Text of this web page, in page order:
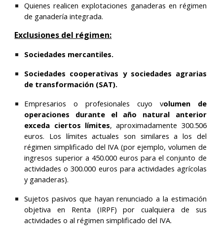
Quienes realicen explotaciones ganaderas en régimen
de ganadería integrada.
Exclusiones del régimen:
Sociedades mercantiles.
Sociedades cooperativas y sociedades agrarias
de transformación (SAT).
Empresarios o profesionales cuyo volumen de
operaciones durante el año natural anterior
exceda ciertos límites, aproximadamente 300.506
euros. Los límites actuales son similares a los del
régimen simplificado del IVA (por ejemplo, volumen de
ingresos superior a 450.000 euros para el conjunto de
actividades o 300.000 euros para actividades agrícolas
y ganaderas).
Sujetos pasivos que hayanrenunciado a la estimación
objetiva en Renta (IRPF) por cualquiera de sus
actividades o al régimen simplificado del IVA.